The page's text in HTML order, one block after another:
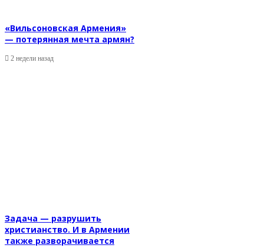
«Вильсоновская Армения»
— потерянная мечта армян?
2 недели назад
Задача — разрушить
христианство. И в Армении
также разворачивается